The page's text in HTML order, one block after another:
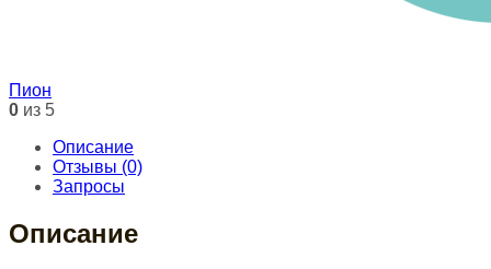
Пион
0 из 5
Описание
Отзывы (0)
Запросы
Описание